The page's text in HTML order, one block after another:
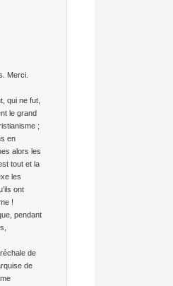
Merci.
qui ne fut,
le grand
;
en
alors les
tout et la
les
ont
!
pendant
de
de